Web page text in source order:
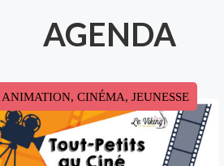
AGENDA
ANIMATION, CINÉMA, JEUNESSE